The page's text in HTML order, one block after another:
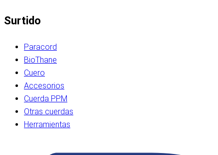
Surtido
Paracord
BioThane
Cuero
Accesorios
Cuerda PPM
Otras cuerdas
Herramientas